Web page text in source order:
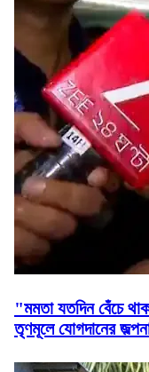
"মমতা যতদিন বেঁচে
তৃণমূলে যোগদানের